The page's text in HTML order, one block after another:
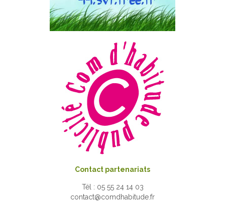
Contact partenariats
Tél : 05 55 24 14 03
contact@comdhabitude.fr